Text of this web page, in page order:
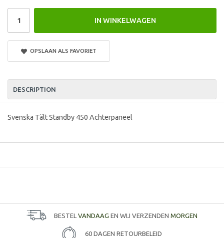
IN WINKELWAGEN
OPSLAAN ALS FAVORIET
DESCRIPTION
Svenska Tält Standby 450 Achterpaneel
BESTEL VANDAAG EN WIJ VERZENDEN MORGEN
60 DAGEN RETOURBELEID